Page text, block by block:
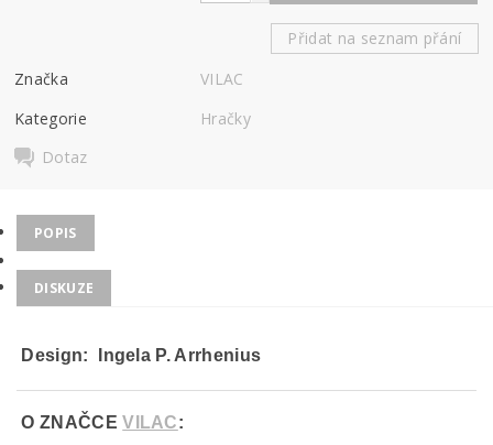
Přidat na seznam přání
Značka
VILAC
Kategorie
Hračky
Dotaz
POPIS
DISKUZE
Design: Ingela P. Arrhenius
O ZNAČCEVILAC: